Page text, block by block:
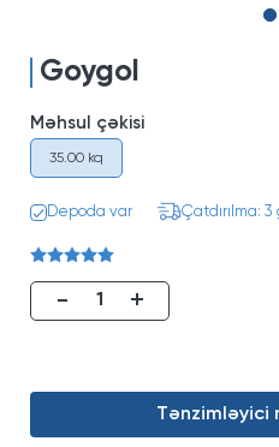
Goygol
Depoda var Çatdırılma: 3
Məhsul çəkisi
35.00 kq
- +
Tənzimləyici